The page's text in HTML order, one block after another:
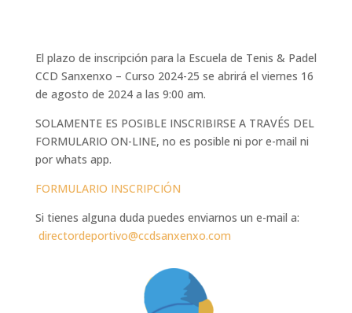
El plazo de inscripción para la Escuela de Tenis & Padel
CCD Sanxenxo – Curso 2024-25 se abrirá el viernes 16
de agosto de 2024 a las 9:00 am.
SOLAMENTE ES POSIBLE INSCRIBIRSE A TRAVÉS DEL
FORMULARIO ON-LINE, no es posible ni por e-mail ni
por whats app.
FORMULARIO INSCRIPCIÓN
Si tienes alguna duda puedes enviarnos un e-mail a:
directordeportivo@ccdsanxenxo.com